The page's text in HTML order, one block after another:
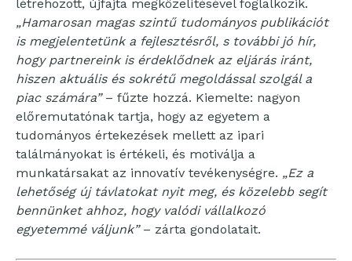
létrehozott, újfajta megközelítésével foglalkozik.
„Hamarosan magas szintű tudományos publikációt
is megjelentetünk a fejlesztésről, s további jó hír,
hogy partnereink is érdeklődnek az eljárás iránt,
hiszen aktuális és sokrétű megoldással szolgál a
piac számára”– fűzte hozzá. Kiemelte: nagyon
előremutatónak tartja, hogy az egyetem a
tudományos értekezések mellett az ipari
találmányokat is értékeli, és motiválja a
munkatársakat az innovatív tevékenységre. „Ez a
lehetőség új távlatokat nyit meg, és közelebb segít
bennünket ahhoz, hogy valódi vállalkozó
egyetemmé váljunk”– zárta gondolatait.